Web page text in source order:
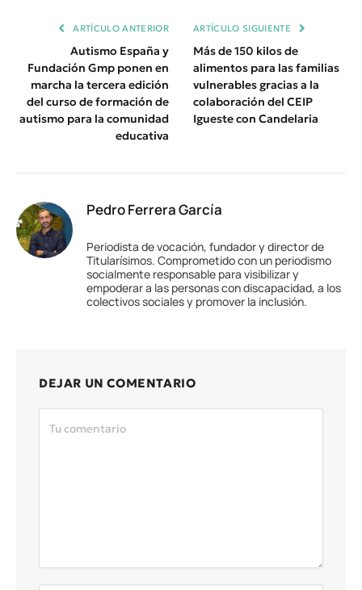
ARTÍCULO ANTERIOR
Autismo España y
Fundación Gmp ponen en
marcha la tercera edición
del curso de formación de
autismo para la comunidad
educativa
ARTÍCULO SIGUIENTE
Más de 150 kilos de
alimentos para las familias
vulnerables gracias a la
colaboración del CEIP
Igueste con Candelaria
Pedro Ferrera García
Periodista de vocación, fundador y director de
Titularísimos. Comprometido con un periodismo
socialmente responsable para visibilizar y
empoderar a las personas con discapacidad, a los
colectivos sociales y promover la inclusión.
DEJAR UN COMENTARIO